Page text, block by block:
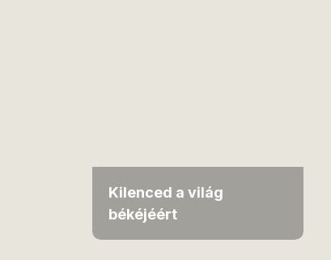
Kilenced a világ
békéjéért